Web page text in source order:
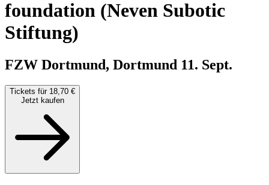
foundation (Neven Subotic
Stiftung)
FZW Dortmund, Dortmund 11. Sept.
Tickets für 18,70 €
Jetzt kaufen